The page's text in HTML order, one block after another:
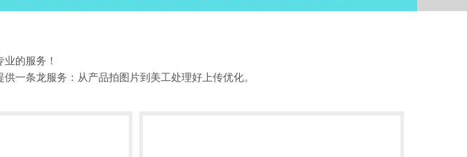
的服务！
一条龙服务：从产品拍图片到美工处理好上传优化。